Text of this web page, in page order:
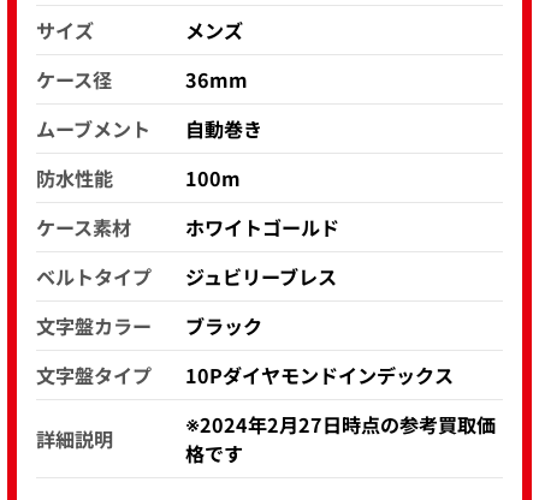
サイズ
メンズ
ケース径
36mm
ムーブメント
自動巻き
防水性能
100m
ケース素材
ホワイトゴールド
ベルトタイプ
ジュビリーブレス
文字盤カラー
ブラック
文字盤タイプ
10Pダイヤモンドインデックス
詳細説明
※2024年2月27日時点の参考買取価
格です